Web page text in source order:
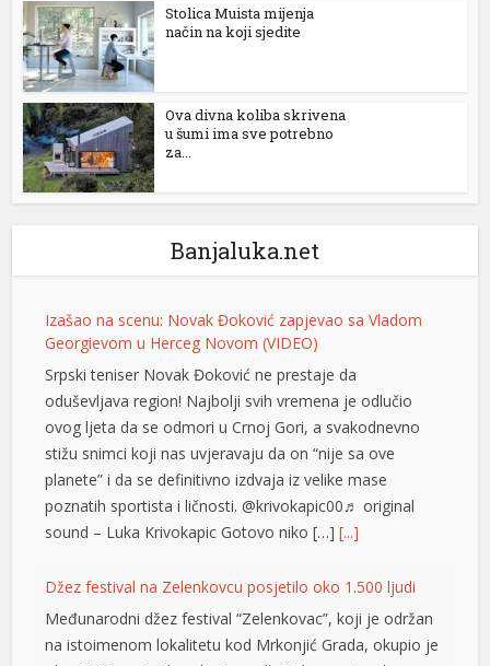
Stolica Muista mijenja
način na koji sjedite
Ova divna koliba skrivena
u šumi ima sve potrebno
za...
Banjaluka.net
Izašao na scenu: Novak Đoković zapjevao sa Vladom
Georgievom u Herceg Novom (VIDEO)
oduševljava region! Najbolji svih vremena je odlučio
planete” i da se definitivno izdvaja iz velike mase
poznatih sportista i ličnosti. @krivokapic00♬ original
sound – Luka Krivokapic Gotovo niko […] [...]
Džez festival na Zelenkovcu posjetilo oko 1.500 ljudi
Međunarodni džez festival “Zelenkovac”, koji je održan
na istoimenom lokalitetu kod Mrkonjić Grada, okupio je
oko 1.500 posjetilaca koji su u četiri koncertna dana u
prirodnom ambijentu slušali kvalitetne muzičke sadržaje.
Mađarske, Srbije i Republike Srpske. Organizator
događaja Boro Јanković izjavio je Srni da je ove godine
[…][...]